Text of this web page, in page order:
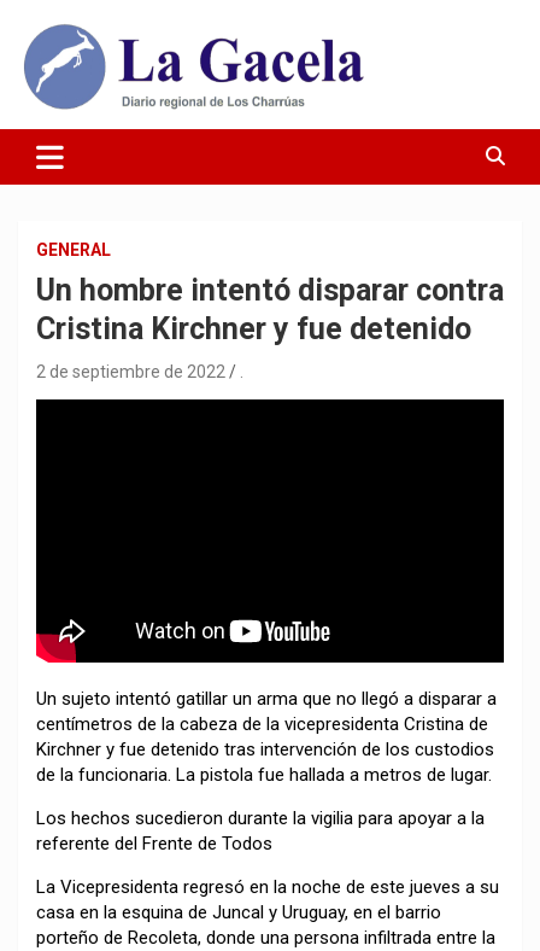
contenido
Diario La Gacela
GENERAL
Un hombre intentó disparar contra
Cristina Kirchner y fue detenido
2 de septiembre de 2022
Un sujeto intentó gatillar un arma que no llegó a disparar a
centímetros de la cabeza de la vicepresidenta Cristina de
Kirchner y fue detenido tras intervención de los custodios
de la funcionaria. La pistola fue hallada a metros de lugar.
Los hechos sucedieron durante la vigilia para apoyar a la
referente del Frente de Todos
La Vicepresidenta regresó en la noche de este jueves a su
casa en la esquina de Juncal y Uruguay, en el barrio
porteño de Recoleta, donde una persona infiltrada entre la